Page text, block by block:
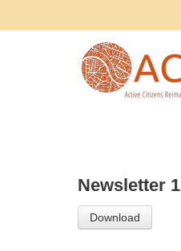
Newsletter 1
Download